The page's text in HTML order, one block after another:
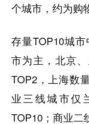
个城市，约为购
存量TOP10城
市为主， 北京
TOP2， 上海数
业三线城市仅
TOP10；商业二